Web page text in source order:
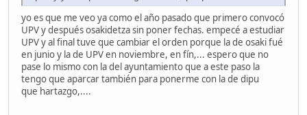
yo es que me veo ya como el año pasado que primero convocó
UPV y después osakidetza sin poner fechas. empecé a estudiar
UPV y al final tuve que cambiar el orden porque la de osaki fué
en junio y la de UPV en noviembre, en fín,... espero que no
pase lo mismo con la del ayuntamiento que a este paso la
tengo que aparcar también para ponerme con la de dipu
que hartazgo,....